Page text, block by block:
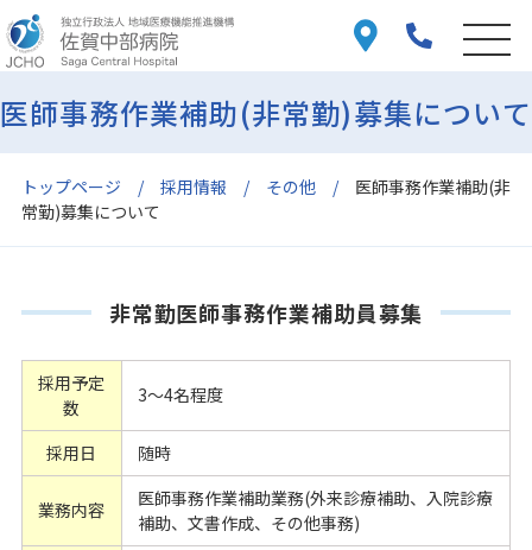
トップページ 採用情報 その他
医師事務作業補助(非
常勤)募集について
医師事務作業補助(非常勤)募集について
非常勤医師事務作業補助員募集
採用予定
数
3～4名程度
採用日 随時
業務内容
医師事務作業補助業務(外来診療補助、入院診療
補助、文書作成、その他事務)